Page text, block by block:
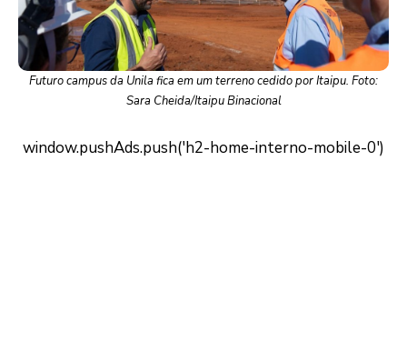
Futuro campus da Unila fica em um terreno cedido por Itaipu. Foto:
Sara Cheida/Itaipu Binacional